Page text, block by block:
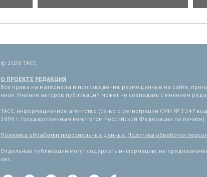
© 2026 ТАСС
О ПРОЕКТЕ РЕДАКЦИЯ
Все права на материалы и произведения, размещенные на сайте,
иное. Мнение авторов публикаций может не совпадать с мнением
ТАСС, информационное агентство (св-во о регистрации СМИ № 3 247
1999 г. Государственным комитетом Российской Федерации по печати).
Политика обработки персональных данных, Политика обработки
Отдельные публикации могут содержать информацию, не
лет.